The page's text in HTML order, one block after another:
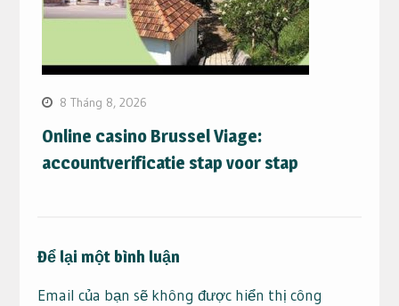
8 Tháng 8, 2026
Online casino Brussel Viage:
accountverificatie stap voor stap
Để lại một bình luận
Email của bạn sẽ không được hiển thị công